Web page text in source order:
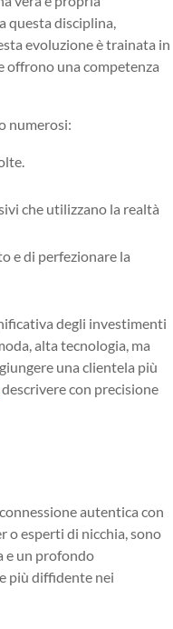
questa disciplina,
evoluzione è trainata in
offrono una competenza
numerosi:
che utilizzano la realtà
e di perfezionare la
degli investimenti
alta tecnologia, ma
una clientela più
descrivere con precisione
autentica con
o esperti di nicchia, sono
e un profondo
più diffidente nei